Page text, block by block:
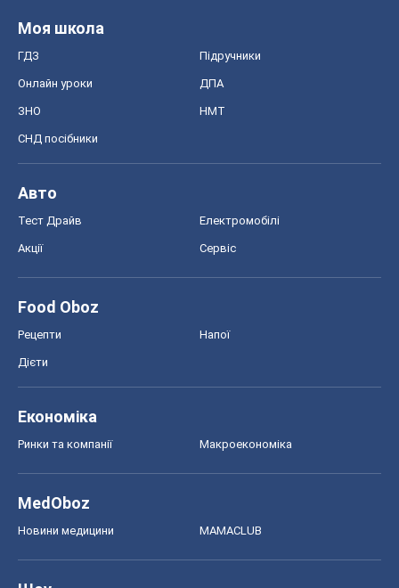
Моя школа
ГДЗ Підручники
Онлайн уроки ДПА
ЗНО НМТ
СНД посібники
Авто
Тест Драйв Електромобілі
Акції Сервіс
Food Oboz
Рецепти Напої
Дієти
Економіка
Ринки та компанії Макроекономіка
MedOboz
Новини медицини MAMACLUB